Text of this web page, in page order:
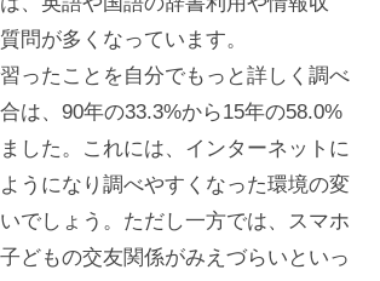
問が多くなっています。
ったことを自分でもっと詳しく調べ
は、90年の33.3%から15年の58.0%
した。これには、インターネットに
うになり調べやすくなった環境の変
でしょう。ただし一方では、スマホ
どもの交友関係がみえづらいといっ